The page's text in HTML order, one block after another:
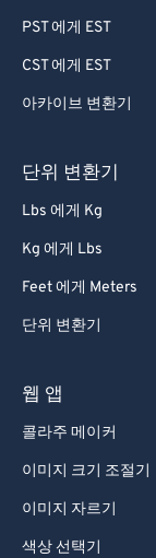
PST 에게 EST
CST 에게 EST
아카이브 변환기
단위 변환기
Lbs 에게 Kg
Kg 에게 Lbs
Feet 에게 Meters
단위 변환기
웹 앱
콜라주 메이커
이미지 크기 조절기
이미지 자르기
색상 선택기